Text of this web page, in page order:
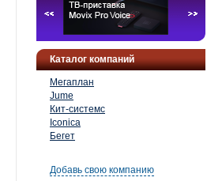
Каталог компаний
Мегаплан
Jume
Кит-системс
Iconica
Бегет
Добавь свою компанию